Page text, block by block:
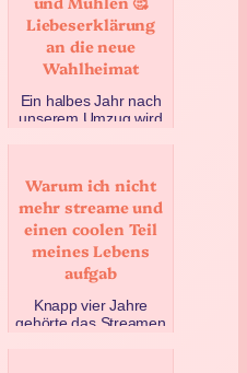
Warum ich nicht
mehr streame und
einen coolen Teil
meines Lebens
aufgab
Knapp vier Jahre
gehörte das Streamen
Liebeserklärung
an die neue
Wahlheimat
Ein halbes Jahr nach
unserem Umzug wird
eingelebt und ich hab
…
August 31, 2023